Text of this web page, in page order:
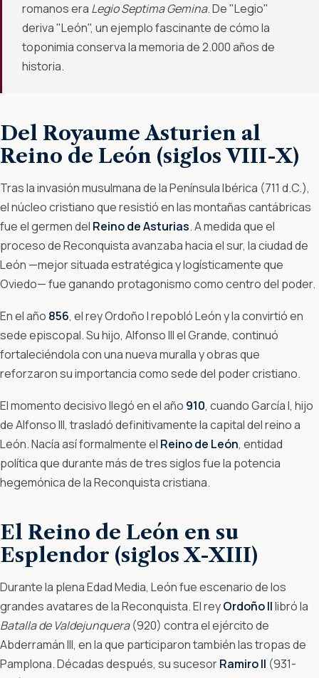
romanos era Legio Septima Gemina. De "Legio"
deriva "León", un ejemplo fascinante de cómo la
toponimia conserva la memoria de 2.000 años de
historia.
Del Royaume Asturien al
Reino de León (siglos VIII-X)
Tras la invasión musulmana de la Península Ibérica (711 d.C.),
el núcleo cristiano que resistió en las montañas cantábricas
fue el germen del Reino de Asturias. A medida que el
proceso de Reconquista avanzaba hacia el sur, la ciudad de
León —mejor situada estratégica y logísticamente que
Oviedo— fue ganando protagonismo como centro del poder.
En el año 856, el rey Ordoño I repobló León y la convirtió en
sede episcopal. Su hijo, Alfonso III el Grande, continuó
fortaleciéndola con una nueva muralla y obras que
reforzaron su importancia como sede del poder cristiano.
El momento decisivo llegó en el año 910, cuando García I, hijo
de Alfonso III, trasladó definitivamente la capital del reino a
León. Nacía así formalmente el Reino de León, entidad
política que durante más de tres siglos fue la potencia
hegemónica de la Reconquista cristiana.
El Reino de León en su
Esplendor (siglos X-XIII)
Durante la plena Edad Media, León fue escenario de los
grandes avatares de la Reconquista. El reyOrdoño IIlibró la
Batalla de Valdejunquera(920) contra el ejército de
Abderramán III, en la que participaron también las tropas de
Pamplona. Décadas después, su sucesorRamiro II (931-